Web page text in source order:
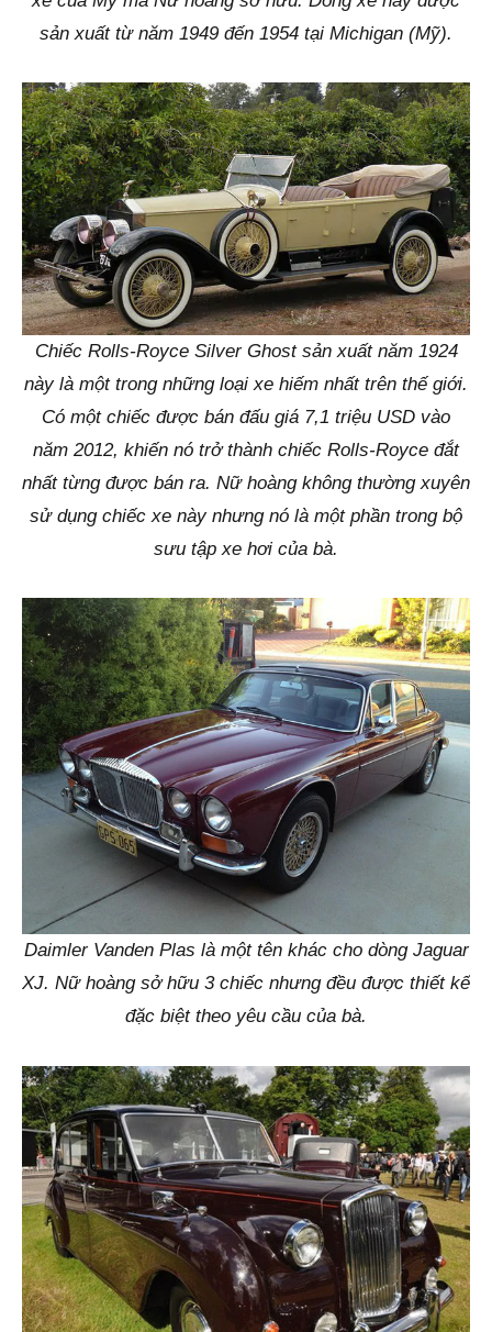
sản xuất từ năm 1949 đến 1954 tại Michigan (Mỹ).
Chiếc Rolls-Royce Silver Ghost sản xuất năm 1924
này là một trong những loại xe hiếm nhất trên thế giới.
Có một chiếc được bán đấu giá 7,1 triệu USD vào
năm 2012, khiến nó trở thành chiếc Rolls-Royce đắt
nhất từng được bán ra. Nữ hoàng không thường xuyên
sử dụng chiếc xe này nhưng nó là một phần trong bộ
sưu tập xe hơi của bà.
Daimler Vanden Plas là một tên khác cho dòng Jaguar
XJ. Nữ hoàng sở hữu 3 chiếc nhưng đều được thiết kế
đặc biệt theo yêu cầu của bà.